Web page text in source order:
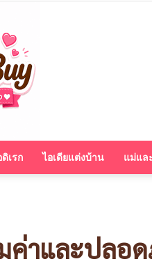
เรก ไอเดียแต่งบ้าน แม่แล
ค่าและปลอ